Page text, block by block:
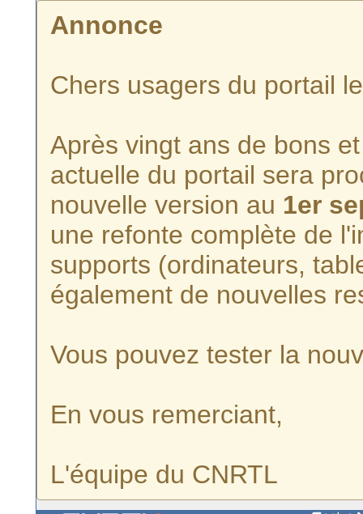
Annonce
Chers usagers du portail
Après vingt ans de bons
actuelle du portail sera
nouvelle version au 1er
une refonte complète de
supports (ordinateurs,
également de nouvelles
Vous pouvez tester la
En vous remerciant,
L'équipe du CNRTL